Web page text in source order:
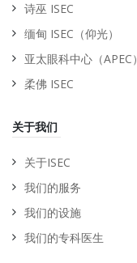
诗巫 ISEC
缅甸 ISEC（仰光）
亚太眼科中心（APEC）
柔佛 ISEC
关于我们
关于ISEC
我们的服务
我们的设施
我们的专科医生